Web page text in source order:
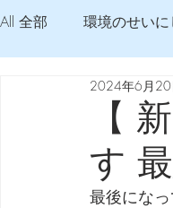
All 全部 環境のせい
弦交換の記録
Imanjy Studio 使わ
【
す
2024年6月20
最後になっ